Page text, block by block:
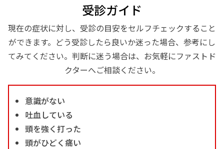
受診ガイド
現在の症状に対し、受診の目安をセルフチェックすること
ができます。どう受診したら良いか迷った場合、参考にし
てみてください。判断に迷う場合は、お気軽にファストド
クターへご相談ください。
意識がない
吐血している
頭を強く打った
頭がひどく痛い